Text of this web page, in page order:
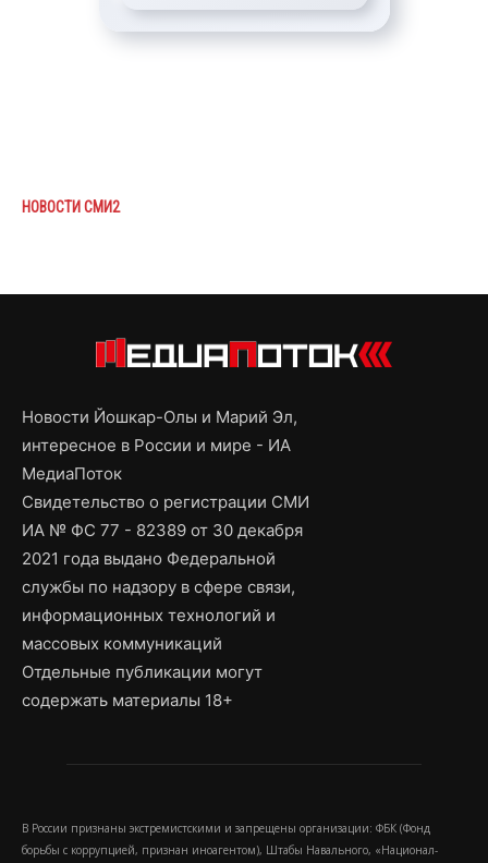
НОВОСТИ СМИ2
Новости Йошкар-Олы и Марий Эл,
интересное в России и мире - ИА
МедиаПоток
Свидетельство о регистрации СМИ
ИА № ФС 77 - 82389 от 30 декабря
2021 года выдано Федеральной
службы по надзору в сфере связи,
информационных технологий и
массовых коммуникаций
Отдельные публикации могут
содержать материалы 18+
В России признаны экстремистскими и запрещены организации: ФБК (Фонд
борьбы с коррупцией, признан иноагентом), Штабы Навального, «Национал-